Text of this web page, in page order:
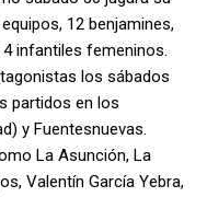
12 benjamines,
infantiles femeninos.
los sábados
partidos en los
y Fuentesnuevas.
La Asunción, La
Valentín García Yebra,